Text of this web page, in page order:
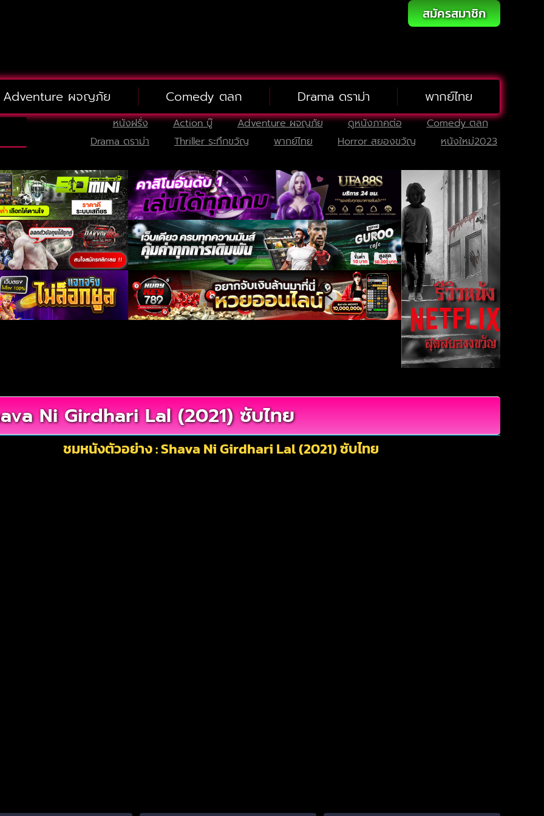
สมัครสมาชิก
Adventure ผจญภัย Comedy ตลก Drama ดราม่า พากย์ไทย
หนังฝรั่ง Action บู๊ Adventure ผจญภัย ดูหนังภาคต่อ
Comedy ตลก
Drama ดราม่า
Thriller ระทึกขวัญ พากย์ไทย Horror สยองขวัญ หนังใหม่2023
Ni Girdhari Lal (2021) ซับไทย
ชมหนังตัวอย่าง : Shava Ni Girdhari Lal (2021) ซับไทย